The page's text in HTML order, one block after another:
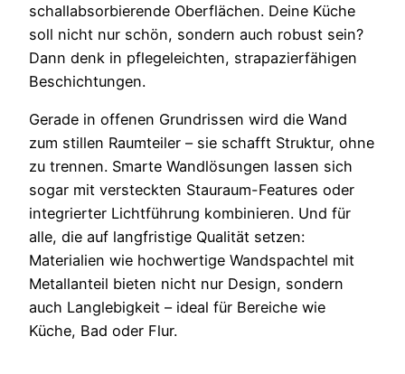
schallabsorbierende Oberflächen. Deine Küche
soll nicht nur schön, sondern auch robust sein?
Dann denk in pflegeleichten, strapazierfähigen
Beschichtungen.
Gerade in offenen Grundrissen wird die Wand
zum stillen Raumteiler – sie schafft Struktur, ohne
zu trennen. Smarte Wandlösungen lassen sich
sogar mit versteckten Stauraum-Features oder
integrierter Lichtführung kombinieren. Und für
alle, die auf langfristige Qualität setzen:
Materialien wie hochwertige Wandspachtel mit
Metallanteil bieten nicht nur Design, sondern
auch Langlebigkeit – ideal für Bereiche wie
Küche, Bad oder Flur.